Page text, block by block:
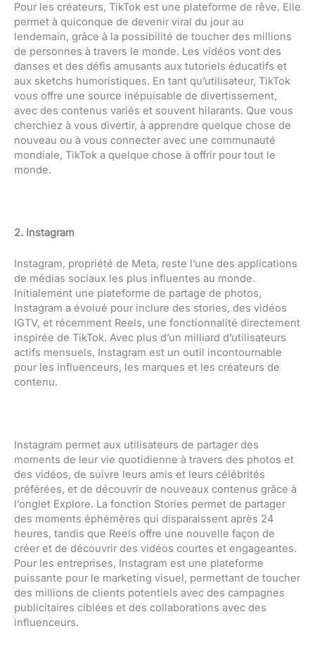
Pour les créateurs, TikTok est une plateforme de rêve. Elle
permet à quiconque de devenir viral du jour au
lendemain, grâce à la possibilité de toucher des millions
de personnes à travers le monde. Les vidéos vont des
danses et des défis amusants aux tutoriels éducatifs et
aux sketchs humoristiques. En tant qu’utilisateur, TikTok
vous offre une source inépuisable de divertissement,
avec des contenus variés et souvent hilarants. Que vous
cherchiez à vous divertir, à apprendre quelque chose de
nouveau ou à vous connecter avec une communauté
mondiale, TikTok a quelque chose à offrir pour tout le
monde.
2. Instagram
Instagram, propriété de Meta, reste l’une des applications
de médias sociaux les plus influentes au monde.
Initialement une plateforme de partage de photos,
Instagram a évolué pour inclure des stories, des vidéos
IGTV, et récemment Reels, une fonctionnalité directement
inspirée de TikTok. Avec plus d’un milliard d’utilisateurs
actifs mensuels, Instagram est un outil incontournable
pour les influenceurs, les marques et les créateurs de
contenu.
Instagram permet aux utilisateurs de partager des
moments de leur vie quotidienne à travers des photos et
des vidéos, de suivre leurs amis et leurs célébrités
préférées, et de découvrir de nouveaux contenus grâce à
l’onglet Explore. La fonction Stories permet de partager
des moments éphémères qui disparaissent après 24
heures, tandis que Reels offre une nouvelle façon de
créer et de découvrir des vidéos courtes et engageantes.
Pour les entreprises, Instagram est une plateforme
puissante pour le marketing visuel, permettant de toucher
des millions de clients potentiels avec des campagnes
publicitaires ciblées et des collaborations avec des
influenceurs.